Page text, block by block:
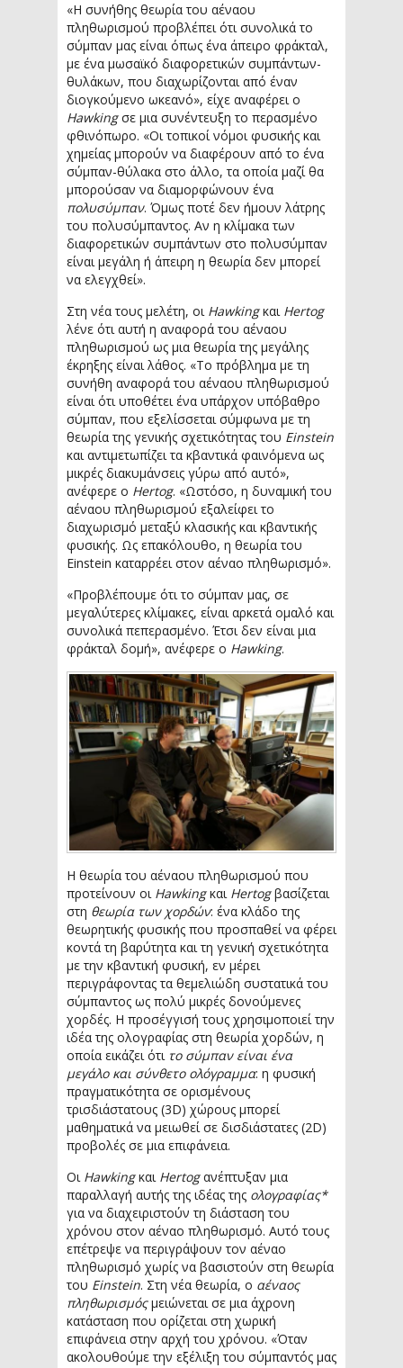
«Η συνήθης θεωρία του αέναου
πληθωρισμού προβλέπει ότι συνολικά το
σύμπαν μας είναι όπως ένα άπειρο φράκταλ,
με ένα μωσαϊκό διαφορετικών συμπάντων-
θυλάκων, που διαχωρίζονται από έναν
διογκούμενο ωκεανό», είχε αναφέρει ο
Hawkingσε μια συνέντευξη το περασμένο
φθινόπωρο. «Οι τοπικοί νόμοι φυσικής και
χημείας μπορούν να διαφέρουν από το ένα
σύμπαν-θύλακα στο άλλο, τα οποία μαζί θα
μπορούσαν να διαμορφώνουν ένα
πολυσύμπαν. Όμως ποτέ δεν ήμουν λάτρης
του πολυσύμπαντος. Αν η κλίμακα των
διαφορετικών συμπάντων στο πολυσύμπαν
είναι μεγάλη ή άπειρη η θεωρία δεν μπορεί
να ελεγχθεί».
Στη νέα τους μελέτη, οι Hawkingκαι Hertog
λένε ότι αυτή η αναφορά του αέναου
πληθωρισμού ως μια θεωρία της μεγάλης
έκρηξης είναι λάθος. «Το πρόβλημα με τη
συνήθη αναφορά του αέναου πληθωρισμού
είναι ότι υποθέτει ένα υπάρχον υπόβαθρο
σύμπαν, που εξελίσσεται σύμφωνα με τη
θεωρία της γενικής σχετικότητας του Einstein
και αντιμετωπίζει τα κβαντικά φαινόμενα ως
μικρές διακυμάνσεις γύρω από αυτό»,
ανέφερε ο Hertog. «Ωστόσο, η δυναμική του
αέναου πληθωρισμού εξαλείφει το
διαχωρισμό μεταξύ κλασικής και κβαντικής
φυσικής. Ως επακόλουθο, η θεωρία του
Einstein καταρρέει στον αέναο πληθωρισμό».
«Προβλέπουμε ότι το σύμπαν μας, σε
μεγαλύτερες κλίμακες, είναι αρκετά ομαλό και
συνολικά πεπερασμένο. Έτσι δεν είναι μια
φράκταλ δομή», ανέφερε ο Hawking.
Η θεωρία του αέναου πληθωρισμού που
προτείνουν οι Hawkingκαι Hertogβασίζεται
στη θεωρία των χορδών: ένα κλάδο της
θεωρητικής φυσικής που προσπαθεί να φέρει
κοντά τη βαρύτητα και τη γενική σχετικότητα
με την κβαντική φυσική, εν μέρει
περιγράφοντας τα θεμελιώδη συστατικά του
σύμπαντος ως πολύ μικρές δονούμενες
χορδές. Η προσέγγισή τους χρησιμοποιεί την
ιδέα της ολογραφίας στη θεωρία χορδών, η
οποία εικάζει ότι το σύμπαν είναι ένα
μεγάλο και σύνθετο ολόγραμμα: η φυσική
πραγματικότητα σε ορισμένους
τρισδιάστατους (3D) χώρους μπορεί
μαθηματικά να μειωθεί σε δισδιάστατες (2D)
προβολές σε μια επιφάνεια.
Οι Hawkingκαι Hertogανέπτυξαν μια
παραλλαγή αυτής της ιδέας της ολογραφίας*
για να διαχειριστούν τη διάσταση του
χρόνου στον αέναο πληθωρισμό. Αυτό τους
επέτρεψε να περιγράψουν τον αέναο
πληθωρισμό χωρίς να βασιστούν στη θεωρία
του Einstein. Στη νέα θεωρία, ο αέναος
πληθωρισμόςμειώνεται σε μια άχρονη
κατάσταση που ορίζεται στη χωρική
επιφάνεια στην αρχή του χρόνου. «Όταν
ακολουθούμε την εξέλιξη του σύμπαντός μας